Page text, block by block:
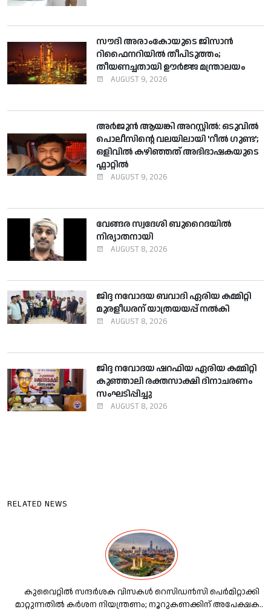
സൗദി അരാംകോയുടെ ജിസാന്‍
റിഫൈനറിയില്‍ തീപിടുത്തം;
തീയണച്ചതായി ഊര്‍ജ്ജ മന്ത്രാലയം
AUGUST 9, 2026
അര്‍ജുന്‍ ആയങ്കി അറസ്റ്റില്‍: ഒടുവില്‍
പൊലീസിന്റെ വലയിലായി 'റീല്‍ ഗുണ്ട';
ഒളിവില്‍ കഴിഞ്ഞത് അഭിഭാഷകയുടെ
ഫ്ലാറ്റില്‍
AUGUST 9, 2026
വേങ്ങര സ്വദേശി ബുറൈദയില്‍
നിര്യാതനായി
AUGUST 8, 2026
ജിദ്ദ നവോദയ ബവാദി ഏരിയ കമ്മിറ്റി
മുരളീധരന് യാത്രയയപ്പ് നല്‍കി
AUGUST 8, 2026
ജിദ്ദ നവോദയ ഷറഫിയ ഏരിയ കമ്മിറ്റി
കുഞ്ഞാലി രക്തസാക്ഷി ദിനാചരണം
സംഘടിപ്പിച്ചു
AUGUST 8, 2026
RELATED NEWS
കുവൈറ്റില്‍ സന്ദര്‍ശക വിസകള്‍ റെസിഡന്‍സി പെര്‍മിറ്റാക്കി
മാറ്റുന്നതില്‍ കര്‍ശന നിയന്ത്രണം; നൂറുകണക്കിന് അപേക്ഷകള്‍